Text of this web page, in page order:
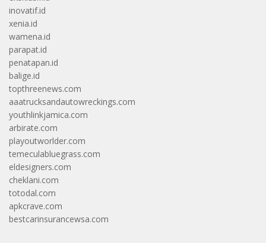
inovatif.id
xenia.id
wamena.id
parapat.id
penatapan.id
balige.id
topthreenews.com
aaatrucksandautowreckings.com
youthlinkjamica.com
arbirate.com
playoutworlder.com
temeculabluegrass.com
eldesigners.com
cheklani.com
totodal.com
apkcrave.com
bestcarinsurancewsa.com